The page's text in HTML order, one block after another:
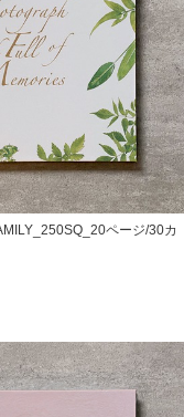
ページ/30カ